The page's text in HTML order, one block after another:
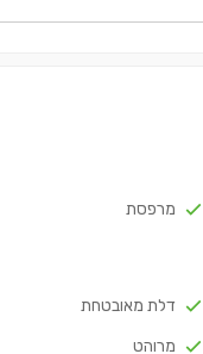
מרפסת
דלת מאובטחת
מרוהט